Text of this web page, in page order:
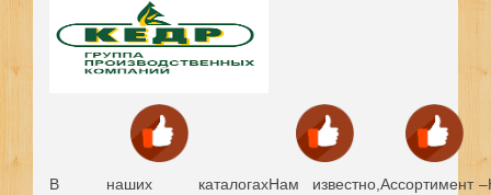
В наших каталогахНам известно,Ассортимент –